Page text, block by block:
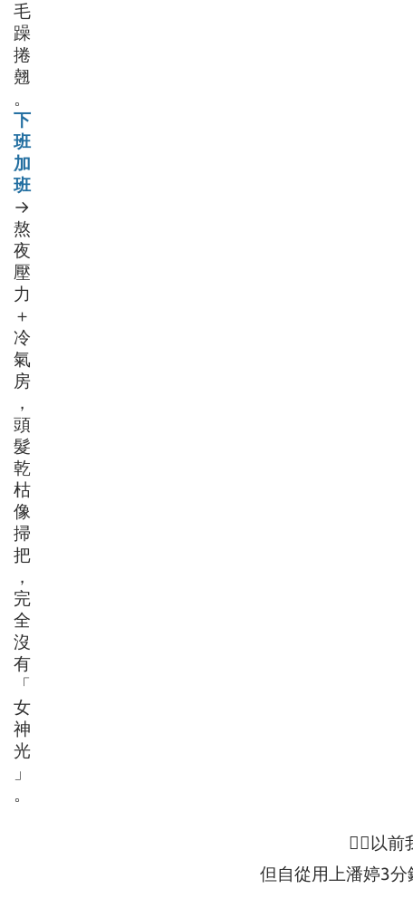
毛
躁
捲
翹
。
下
班
加
班
→
熬
夜
壓
力
＋
冷
氣
房
，
頭
髮
乾
枯
像
掃
把
，
完
全
沒
有
「
女
神
光
」
。
🙋‍♀️以
但自從用上潘婷3分